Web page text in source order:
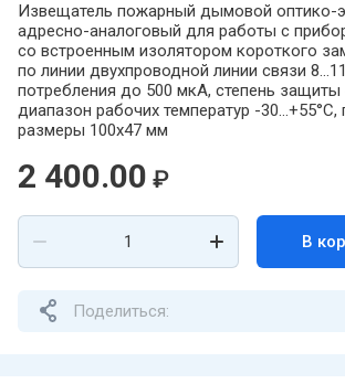
Извещатель пожарный дымовой оптико-
адресно-аналоговый для работы с
со встроенным изолятором короткого
по линии двухпроводной линии связи
потребления до 500 мкА, степень защиты
диапазон рабочих температур -30…+55°C,
размеры 100х47 мм
2 400.00 ₽
В
Поделиться: